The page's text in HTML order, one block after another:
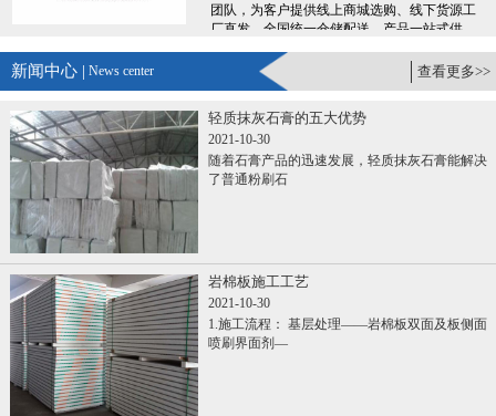
团队，为客户提供线上商城选购、线下货源工
厂直发、全国统一仓储配送、产品一站式供
务，让您采购时省时、省力、省钱、更省心。
新闻中心 | News center 查看更多>>
轻质抹灰石膏的五大优势
2021-10-30
随着石膏产品的迅速发展，轻质抹灰石膏能解决
了普通粉刷石
岩棉板施工工艺
2021-10-30
1.施工流程： 基层处理——岩棉板双面及板侧面
喷刷界面剂—